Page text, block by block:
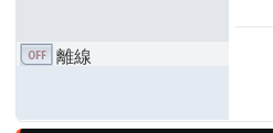
離線